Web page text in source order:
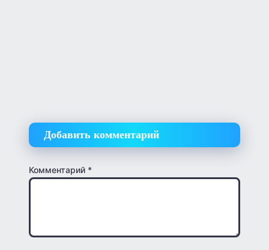
Добавить комментарий
Комментарий *